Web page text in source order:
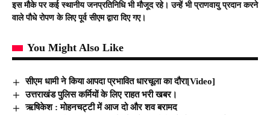
इस मौके पर कई स्थानीय जनप्रतिनिधि भी मौजूद रहे। उन्हें भी प्राणवायु प्रदान करने
वाले पौधे रोपण के लिए पूर्व सीएम द्वारा दिए गए।
You Might Also Like
सीएम धामी ने किया आपदा प्रभावित धारचूला का दौरा[Video]
उत्तराखंड पुलिस कर्मियों के लिए राहत भरी खबर।
ऋषिकेश : मोहनचट्टी में आज दो और शव बरामद